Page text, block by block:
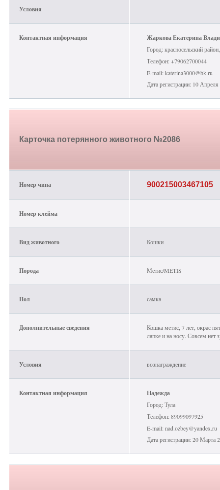
Условия
Контактная информация Жаркова Екатерина
Город: красносельский
Телефон: +79062700044
E-mail: katerina3000@bk.ru
Дата регистрации: 10
Карточка потерянного животного №2086
Номер чипа 900215003467105
Номер клейма
Вид животного Кошки
Порода Метис/METIS
Пол самка
Дополнительные сведения
Кошка метис, 7 лет, окрас
лапке и на носу. Совсем нет
Условия вознаграждение
Контактная информация Надежда
Город: Тула
Телефон: 89099097925
E-mail: nad.ozbey@yandex.ru
Дата регистрации: 20 Марта